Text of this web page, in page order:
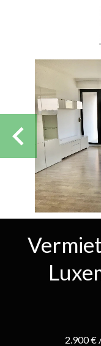
2.900 €